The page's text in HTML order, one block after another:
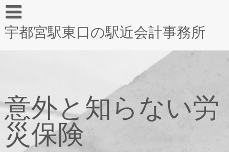
宇都宮駅東口の駅近会計事務所
意外と知らない労
災保険